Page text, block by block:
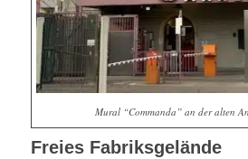
Mural “Commanda” an der alten
Freies Fabriksgelände